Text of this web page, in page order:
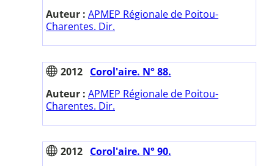
Auteur : APMEP Régionale de Poitou-
Charentes. Dir.
2012 Corol'aire. N° 88.
Auteur : APMEP Régionale de Poitou-
Charentes. Dir.
2012 Corol'aire. N° 90.